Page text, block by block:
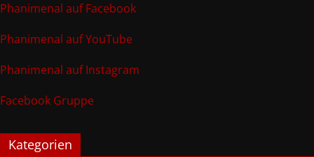
Phanimenal auf Facebook
Phanimenal auf YouTube
Phanimenal auf Instagram
Facebook Gruppe
Kategorien